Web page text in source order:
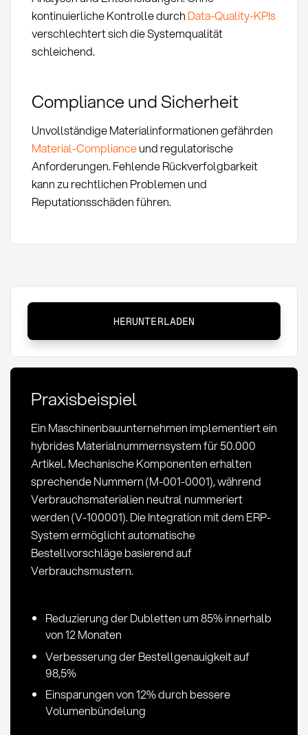
kontinuierliche Kontrolle durch Data-Quality-KPIs
verschlechtert sich die Systemqualität
schleichend.
Compliance und Sicherheit
Unvollständige Materialinformationen gefährden
Material-Complianceund regulatorische
Anforderungen. Fehlende Rückverfolgbarkeit
kann zu rechtlichen Problemen und
Reputationsschäden führen.
Definition,
Methoden
und
Practices
HERUNTERLADEN
Praxisbeispiel
Ein Maschinenbauunternehmen implementiert ein
hybrides Materialnummernsystem für 50.000
Artikel. Mechanische Komponenten erhalten
sprechende Nummern (M-001-0001), während
Verbrauchsmaterialien neutral nummeriert
werden (V-100001). Die Integration mit dem ERP-
System ermöglicht automatische
Bestellvorschläge basierend auf
Verbrauchsmustern.
Reduzierung der Dubletten um 85% innerhalb
von 12 Monaten
Verbesserung der Bestellgenauigkeit auf
98,5%
Einsparungen von 12% durch bessere
Volumenbündelung